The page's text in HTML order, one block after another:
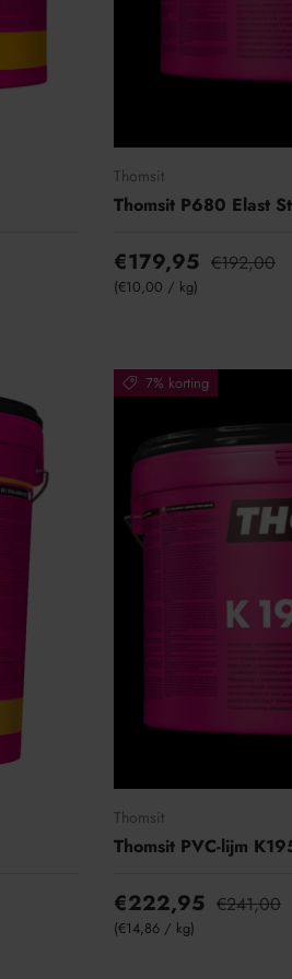
Thomsit
Thomsit P680 Elast
€179,95 €192,00
Eenheid prijs
€10,00 / kg
7% korting
Thomsit
Thomsit PVC-lijm
€222,95 €241,00
Eenheid prijs
€14,86 / kg